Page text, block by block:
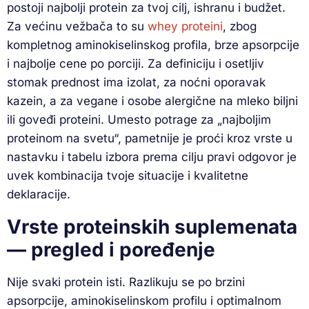
postoji najbolji protein za tvoj cilj, ishranu i budžet.
Za većinu vežbača to su whey proteini, zbog
kompletnog aminokiselinskog profila, brze apsorpcije
i najbolje cene po porciji. Za definiciju i osetljiv
stomak prednost ima izolat, za noćni oporavak
kazein, a za vegane i osobe alergične na mleko biljni
ili goveđi proteini. Umesto potrage za „najboljim
proteinom na svetu“, pametnije je proći kroz vrste u
nastavku i tabelu izbora prema cilju pravi odgovor je
uvek kombinacija tvoje situacije i kvalitetne
deklaracije.
Vrste proteinskih suplemenata
— pregled i poređenje
Nije svaki protein isti. Razlikuju se po brzini
apsorpcije, aminokiselinskom profilu i optimalnom